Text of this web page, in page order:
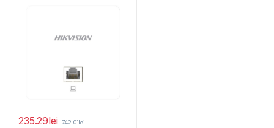
235.29lei 742.01lei